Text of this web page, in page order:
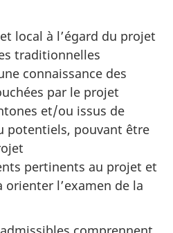
local à l’égard du projet
traditionnelles
connaissance des
par le projet
et/ou issus de
potentiels, pouvant être
pertinents au projet et
l’examen de la